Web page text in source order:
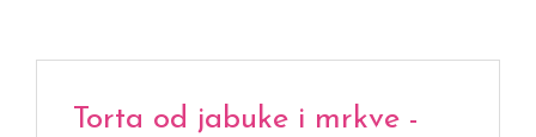
Torta od jabuke i mrkve -